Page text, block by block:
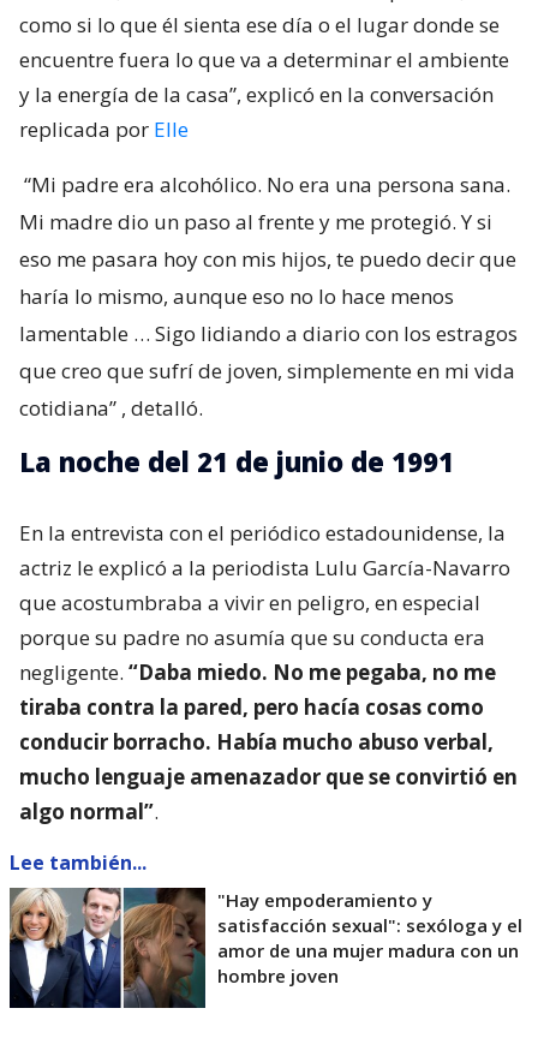
como si lo que él sienta ese día o el lugar donde se
encuentre fuera lo que va a determinar el ambiente
y la energía de la casa”, explicó en la conversación
replicada por Elle
“Mi padre era alcohólico. No era una persona sana.
Mi madre dio un paso al frente y me protegió. Y si
eso me pasara hoy con mis hijos, te puedo decir que
haría lo mismo, aunque eso no lo hace menos
lamentable … Sigo lidiando a diario con los estragos
que creo que sufrí de joven, simplemente en mi vida
cotidiana” , detalló.
La noche del 21 de junio de 1991
En la entrevista con el periódico estadounidense, la
actriz le explicó a la periodista Lulu García-Navarro
que acostumbraba a vivir en peligro, en especial
porque su padre no asumía que su conducta era
negligente. “Daba miedo. No me pegaba, no me
tiraba contra la pared, pero hacía cosas como
conducir borracho. Había mucho abuso verbal,
mucho lenguaje amenazador que se convirtió en
algo normal”.
Lee también...
"Hay empoderamiento y
satisfacción sexual": sexóloga y el
amor de una mujer madura con un
hombre joven